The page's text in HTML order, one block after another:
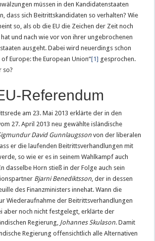
müssen in den Kandidatenstaaten
dass sich Beitrittskandidaten so verhalten? Wie
so, als ob die EU die Zeichen der Zeit noch
und nach wie vor von ihrer ungebrochenen
ausgeht. Dabei wird neuerdings schon
Europe: the European Union“[1] gesprochen.
so?
Referendum
am 23. Mai 2013 erklärte der in den
27. April 2013 neu gewählte isländische
David Gunnlaugsson von der liberalen
er die laufenden Beitrittsverhandlungen mit
so wie er es in seinem Wahlkampf auch
dasselbe Horn stieß in der Folge auch sein
Bjarni Benediktsson, der in dessen
des Finanzministers innehat. Wann die
Wiederaufnahme der Beitrittsverhandlungen
aber noch nicht festgelegt, erklärte der
Regierung, Johannes Skulason. Damit
Regierung offensichtlich alle Alternativen